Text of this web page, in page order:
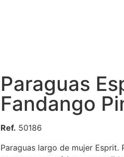
Paraguas
Fandango
Ref. 50186
Paraguas largo de mujer